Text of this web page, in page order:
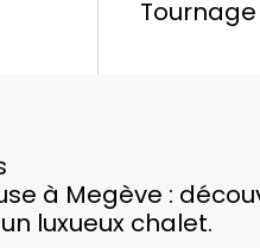
à Megève :
luxueux chalet.